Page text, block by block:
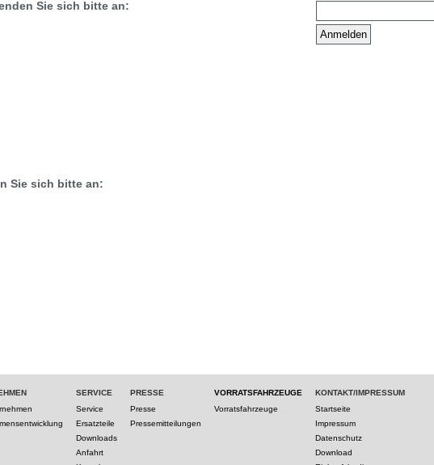
Sie sich bitte an:
Sie sich bitte an:
SERVICE
Service
Ersatzteile
Downloads
Anfahrt
PRESSE
Presse
Pressemitteilungen
VORRATSFAHRZEUGE
Vorratsfahrzeuge
KONTAKT/IMPRESSUM
Startseite
Impressum
Datenschutz
Download